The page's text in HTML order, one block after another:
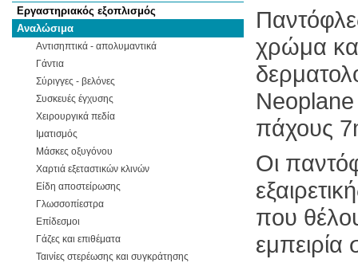
Εργαστηριακός εξοπλισμός
Αναλώσιμα
Αντισηπτικά - απολυμαντικά
Γάντια
Σύριγγες - βελόνες
Συσκευές έγχυσης
Χειρουργικά πεδία
Ιματισμός
Μάσκες οξυγόνου
Χαρτιά εξεταστικών κλινών
Είδη αποστείρωσης
Γλωσσοπίεστρα
Επίδεσμοι
Γάζες και επιθέματα
Ταινίες στερέωσης και συγκράτησης
χρώμα
πάχους
Οι
που
εμπειρία